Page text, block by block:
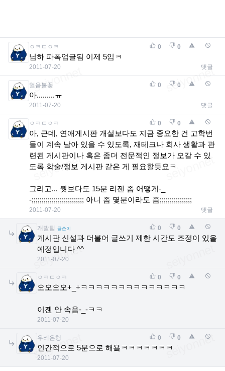
ㅇㅋㄷㅇㅋ 0 0
님하 파폭업글됨 이제 5임ㅋ
2011-07-20 댓글
얼음불꽃 0 0
아.........ㅠ
2011-07-20 댓글
ㅇㅋㄷㅇㅋ 0 0
아, 근데, 연애게시판 개설보다도 지금 중요한 건 고학번
들이 계속 남아 있을 수 있도록, 재테크나 회사 생활과 관
련된 게시판이나 혹은 좀더 전문적인 정보가 오갈 수 있
도록 학술/정보 게시판 같은 게 필요할듯요ㅋ
그리고... 뭣보다도 15분 리젠 좀 어떻게-_
-;;;;;;;;;;;;;;;;;;;;;;;;;; 아니 좀 몇분이라도 좀;;;;;;;;;;;;;;;;
2011-07-20 댓글
개발팀 글쓴이 0 0
게시판 신설과 더불어 글쓰기 제한 시간도 조정이 있을
예정입니다 ^^
2011-07-20
ㅇㅋㄷㅇㅋ 0 0
오오오오+_+ㅋㅋㅋㅋㅋㅋㅋㅋㅋㅋㅋㅋㅋㅋ
이젠 안 속음-_-ㅋㅋ
2011-07-20
우리은행 0 0
인간적으로 5분으로 해욬ㅋㅋㅋㅋㅋㅋㅋ
2011-07-20